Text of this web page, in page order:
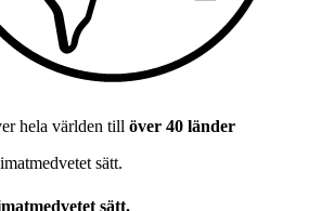
hela världen till över 40 länder
sätt.